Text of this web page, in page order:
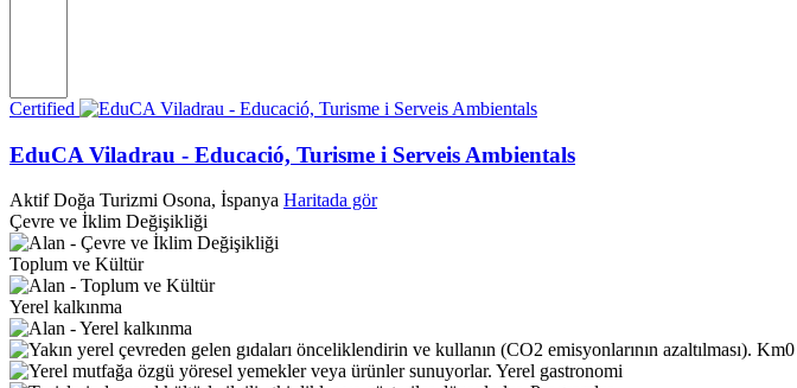
Certified
EduCA Viladrau - Educació, Turisme i Serveis Ambientals
Aktif Doğa Turizmi Osona, İspanya Haritada gör
Çevre ve İklim Değişikliği
Toplum ve Kültür
Yerel kalkınma
Km0
Yerel gastronomi